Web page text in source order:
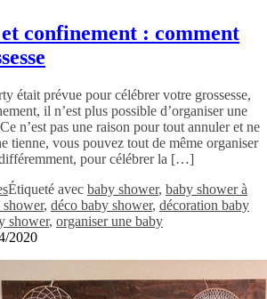
confinement : comment
était prévue pour célébrer votre grossesse,
il n’est plus possible d’organiser une
n’est pas une raison pour tout annuler et ne
tienne, vous pouvez tout de même organiser
pour célébrer la […]
Étiqueté avec baby shower, baby shower à
, déco baby shower, décoration baby
shower, organiser une baby
2020